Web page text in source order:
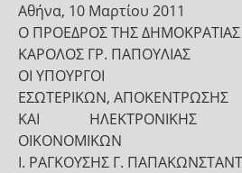
Αθήνα, 10 Μαρτίου 2011
Ο ΠΡΟΕΔΡΟΣ ΤΗΣ ΔΗΜΟΚΡΑΤΙΑΣ
ΚΑΡΟΛΟΣ ΓΡ. ΠΑΠΟΥΛΙΑΣ
ΟΙ ΥΠΟΥΡΓΟΙ
ΕΣΩΤΕΡΙΚΩΝ, ΑΠΟΚΕΝΤΡΩΣΗΣ
ΚΑΙ ΗΛΕΚΤΡΟΝΙΚΗΣ
ΟΙΚΟΝΟΜΙΚΩΝ
Ι. ΡΑΓΚΟΥΣΗΣ Γ.